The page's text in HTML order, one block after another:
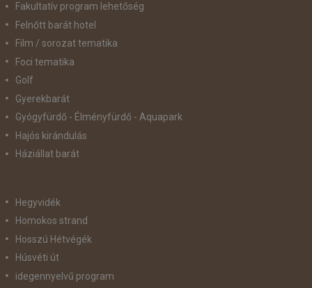
Fakultatív program lehetőség
Felnőtt barát hotel
Film / sorozat tematika
Foci tematika
Golf
Gyerekbarát
Gyógyfürdő - Élményfürdő - Aquapark
Hajós kirándulás
Háziállat barát
Hegyvidék
Homokos strand
Hosszú Hétvégék
Húsvéti út
idegennyelvű program